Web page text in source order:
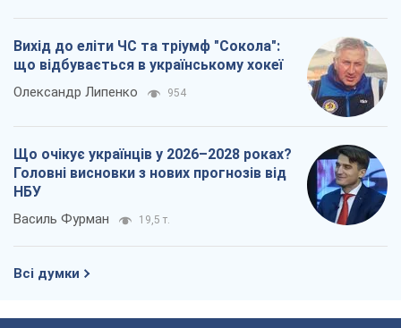
Вихід до еліти ЧС та тріумф "Сокола":
що відбувається в українському хокеї
Олександр Липенко 954
Що очікує українців у 2026–2028 роках?
Головні висновки з нових прогнозів від
НБУ
Василь Фурман 19,5 т.
Всі думки